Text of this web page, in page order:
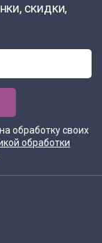
скидки,
обработку своих
обработки